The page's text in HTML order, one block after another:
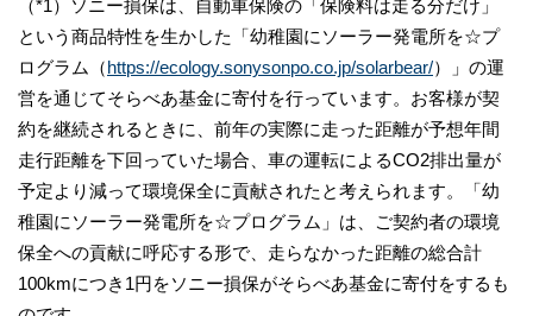
（*1）ソニー損保は、自動車保険の「保険料は走る分だけ」
という商品特性を生かした「幼稚園にソーラー発電所を☆プ
ログラム（https://ecology.sonysonpo.co.jp/solarbear/）」の運
営を通じてそらべあ基金に寄付を行っています。お客様が契
約を継続されるときに、前年の実際に走った距離が予想年間
走行距離を下回っていた場合、車の運転によるCO2排出量が
予定より減って環境保全に貢献されたと考えられます。「幼
稚園にソーラー発電所を☆プログラム」は、ご契約者の環境
保全への貢献に呼応する形で、走らなかった距離の総合計
100kmにつき1円をソニー損保がそらべあ基金に寄付をするも